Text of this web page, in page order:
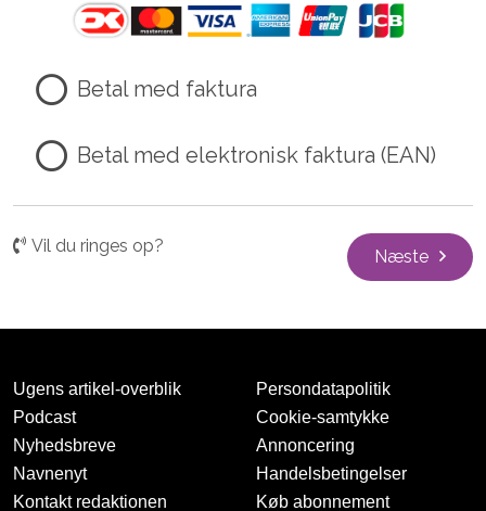
Betal med faktura
Betal med elektronisk faktura (EAN)
Vil du ringes op?
Næste
Ugens artikel-overblik
Podcast
Nyhedsbreve
Navnenyt
Kontakt redaktionen
Persondatapolitik
Cookie-samtykke
Annoncering
Handelsbetingelser
Køb abonnement